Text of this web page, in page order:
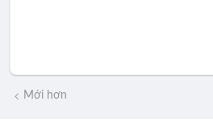
Mới hơn